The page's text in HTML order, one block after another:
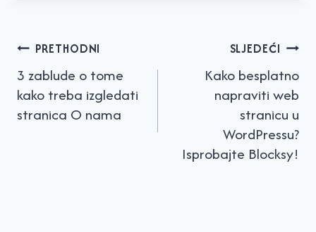
Navigacija
PRETHODNI
3 zablude o tome
kako treba izgledati
stranica O nama
SLJEDEĆI
Kako besplatno
napraviti web
stranicu u
WordPressu?
Isprobajte Blocksy!